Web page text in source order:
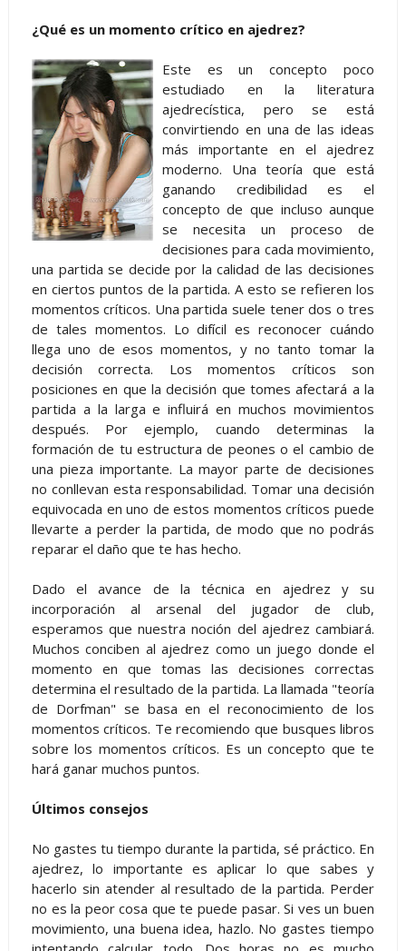
¿Qué es un momento crítico en ajedrez?
Este es un concepto poco
estudiado en la literatura
ajedrecística, pero se está
convirtiendo en una de las ideas
más importante en el ajedrez
moderno. Una teoría que está
ganando credibilidad es el
concepto de que incluso aunque
se necesita un proceso de
decisiones para cada movimiento,
una partida se decide por la calidad de las decisiones
en ciertos puntos de la partida. A esto se refieren los
momentos críticos. Una partida suele tener dos o tres
de tales momentos. Lo difícil es reconocer cuándo
llega uno de esos momentos, y no tanto tomar la
decisión correcta. Los momentos críticos son
posiciones en que la decisión que tomes afectará a la
partida a la larga e influirá en muchos movimientos
después. Por ejemplo, cuando determinas la
formación de tu estructura de peones o el cambio de
una pieza importante. La mayor parte de decisiones
no conllevan esta responsabilidad. Tomar una decisión
equivocada en uno de estos momentos críticos puede
llevarte a perder la partida, de modo que no podrás
reparar el daño que te has hecho.
Dado el avance de la técnica en ajedrez y su
incorporación al arsenal del jugador de club,
esperamos que nuestra noción del ajedrez cambiará.
Muchos conciben al ajedrez como un juego donde el
momento en que tomas las decisiones correctas
determina el resultado de la partida. La llamada "teoría
de Dorfman" se basa en el reconocimiento de los
momentos críticos. Te recomiendo que busques libros
sobre los momentos críticos. Es un concepto que te
hará ganar muchos puntos.
Últimos consejos
No gastes tu tiempo durante la partida, sé práctico. En
ajedrez, lo importante es aplicar lo que sabes y
hacerlo sin atender al resultado de la partida. Perder
no es la peor cosa que te puede pasar. Si ves un buen
movimiento, una buena idea, hazlo. No gastes tiempo